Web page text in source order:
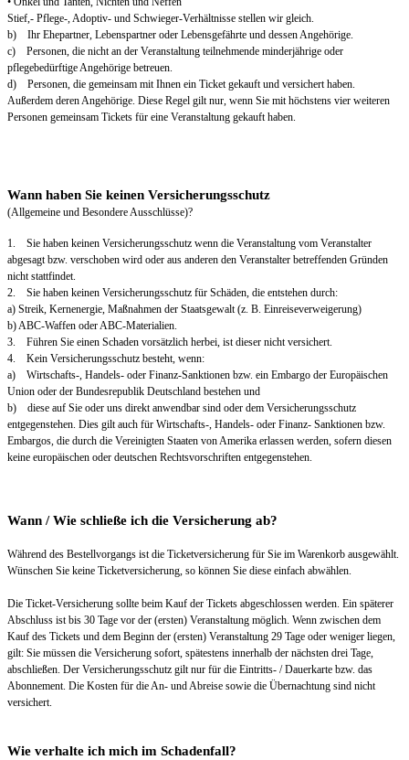
Stief,- Pflege-, Adoptiv- und Schwieger-Verhältnisse stellen wir gleich.
b) Ihr Ehepartner, Lebenspartner oder Lebensgefährte und dessen Angehörige.
c) Personen, die nicht an der Veranstaltung teilnehmende minderjährige oder
pflegebedürftige Angehörige betreuen.
d) Personen, die gemeinsam mit Ihnen ein Ticket gekauft und versichert haben.
Außerdem deren Angehörige. Diese Regel gilt nur, wenn Sie mit höchstens vier weiteren
Personen gemeinsam Tickets für eine Veranstaltung gekauft haben.
Wann haben Sie keinen Versicherungsschutz
(Allgemeine und Besondere Ausschlüsse)?
1. Sie haben keinen Versicherungsschutz wenn die Veranstaltung vom Veranstalter
abgesagt bzw. verschoben wird oder aus anderen den Veranstalter betreffenden Gründen
nicht stattfindet.
2. Sie haben keinen Versicherungsschutz für Schäden, die entstehen durch:
a) Streik, Kernenergie, Maßnahmen der Staatsgewalt (z. B. Einreiseverweigerung)
b) ABC-Waffen oder ABC-Materialien.
3. Führen Sie einen Schaden vorsätzlich herbei, ist dieser nicht versichert.
4. Kein Versicherungsschutz besteht, wenn:
a) Wirtschafts-, Handels- oder Finanz-Sanktionen bzw. ein Embargo der Europäischen
Union oder der Bundesrepublik Deutschland bestehen und
b) diese auf Sie oder uns direkt anwendbar sind oder dem Versicherungsschutz
entgegenstehen. Dies gilt auch für Wirtschafts-, Handels- oder Finanz- Sanktionen bzw.
Embargos, die durch die Vereinigten Staaten von Amerika erlassen werden, sofern diesen
keine europäischen oder deutschen Rechtsvorschriften entgegenstehen.
Wann / Wie schließe ich die Versicherung ab?
Während des Bestellvorgangs ist die Ticketversicherung für Sie im Warenkorb ausgewählt.
Wünschen Sie keine Ticketversicherung, so können Sie diese einfach abwählen.
Die Ticket-Versicherung sollte beim Kauf der Tickets abgeschlossen werden. Ein späterer
Abschluss ist bis 30 Tage vor der (ersten) Veranstaltung möglich. Wenn zwischen dem
Kauf des Tickets und dem Beginn der (ersten) Veranstaltung 29 Tage oder weniger liegen,
gilt: Sie müssen die Versicherung sofort, spätestens innerhalb der nächsten drei Tage,
abschließen. Der Versicherungsschutz gilt nur für die Eintritts- / Dauerkarte bzw. das
Abonnement. Die Kosten für die An- und Abreise sowie die Übernachtung sind nicht
versichert.
Wie verhalte ich mich im Schadenfall?